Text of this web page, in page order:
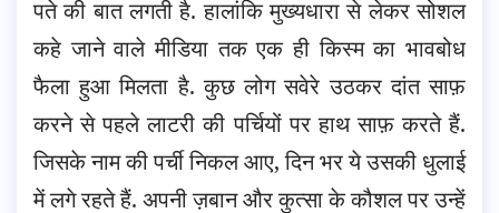
पते की बात लगती है. हालांकि मुख्यधारा से लेकर सोशल
कहे जाने वाले मीडिया तक एक ही किस्म का भावबोध
फैला हुआ मिलता है. कुछ लोग सवेरे उठकर दांत साफ़
करने से पहले लाटरी की पर्चियों पर हाथ साफ़ करते हैं.
जिसके नाम की पर्ची निकल आए, दिन भर ये उसकी धुलाई
में लगे रहते हैं. अपनी ज़बान और कुत्सा के कौशल पर उन्हें